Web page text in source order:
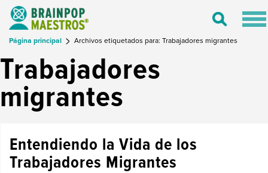
Toggle
Página principal Archivos etiquetados para: Trabajadores migrantes
Trabajadores
migrantes
Entendiendo la Vida de los
Trabajadores Migrantes